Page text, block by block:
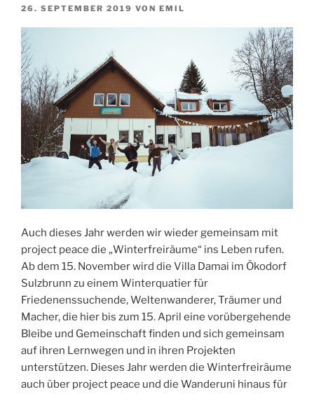
VERÖFFENTLICHT
26. SEPTEMBER 2019 VON EMIL
Auch dieses Jahr werden wir wieder gemeinsam mit
project peace die „Winterfreiräume“ ins Leben rufen.
Ab dem 15. November wird die Villa Damai im Ökodorf
Sulzbrunn zu einem Winterquatier für
Friedenenssuchende, Weltenwanderer, Träumer und
Macher, die hier bis zum 15. April eine vorübergehende
Bleibe und Gemeinschaft finden und sich gemeinsam
auf ihren Lernwegen und in ihren Projekten
unterstützen. Dieses Jahr werden die Winterfreiräume
auch über project peace und die Wanderuni hinaus für